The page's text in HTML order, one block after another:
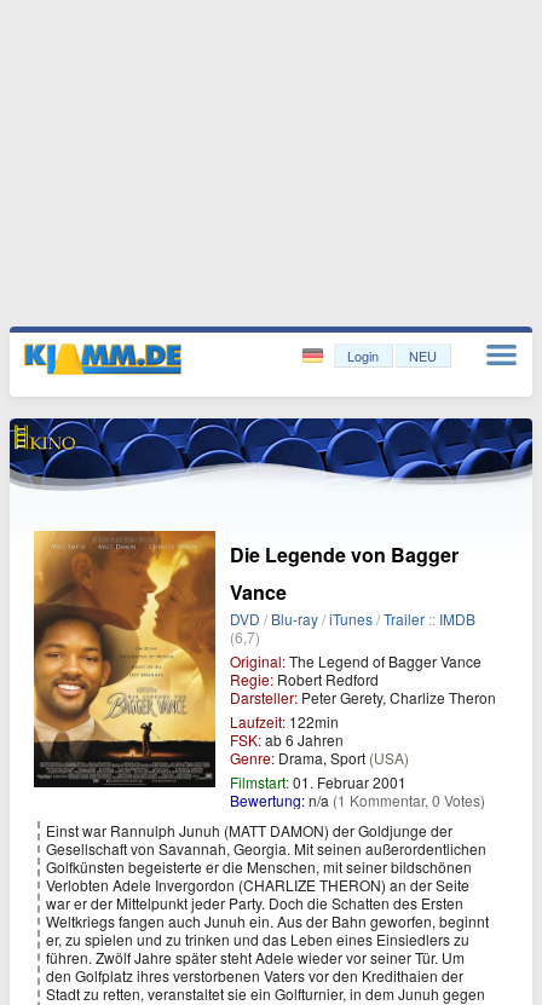
Login NEU
Die Legende von Bagger
Vance
DVD /Blu-ray/iTunes/Trailer :: IMDB
(6,7)
Original:The Legend of Bagger Vance
Regie: Robert Redford
Darsteller: Peter Gerety, Charlize Theron
Laufzeit: 122min
FSK:ab 6 Jahren
Genre: Drama, Sport (USA)
Filmstart:01. Februar 2001
Bewertung:n/a (1 Kommentar, 0 Votes)
Einst war Rannulph Junuh (MATT DAMON) der Goldjunge der
Gesellschaft von Savannah, Georgia. Mit seinen außerordentlichen
Golfkünsten begeisterte er die Menschen, mit seiner bildschönen
Verlobten Adele Invergordon (CHARLIZE THERON) an der Seite
war er der Mittelpunkt jeder Party. Doch die Schatten des Ersten
Weltkriegs fangen auch Junuh ein. Aus der Bahn geworfen, beginnt
er, zu spielen und zu trinken und das Leben eines Einsiedlers zu
führen. Zwölf Jahre später steht Adele wieder vor seiner Tür. Um
den Golfplatz ihres verstorbenen Vaters vor den Kredithaien der
Stadt zu retten, veranstaltet sie ein Golfturnier, in dem Junuh gegen